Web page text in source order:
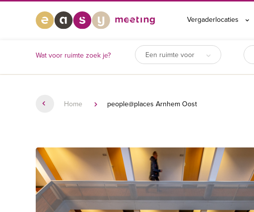
Vergaderlocaties
Wat voor ruimte zoek je? Een ruimte voor
Home people@places Arnhem Oost